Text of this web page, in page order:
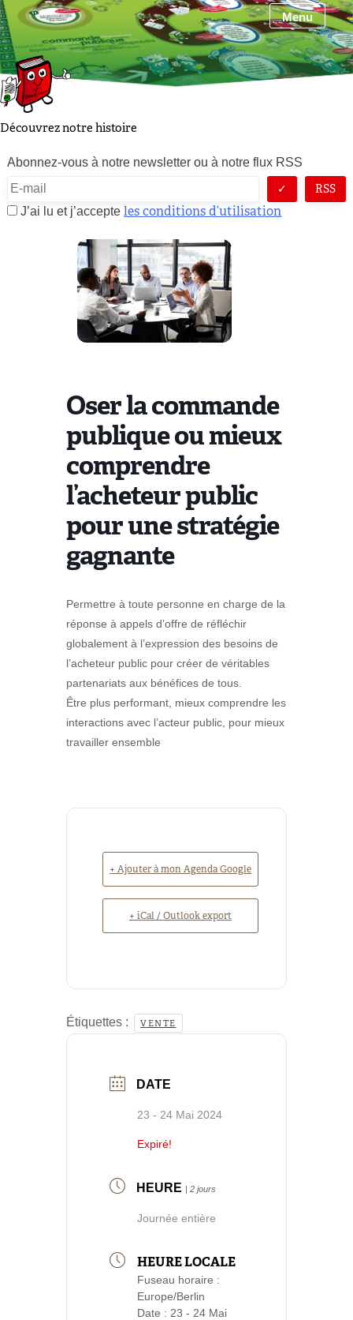
Skip
to
content
Menu
Découvrez notre histoire
Abonnez-vous à notre newsletter ou à notre flux RSS
RSS
J’ai lu et j’accepteles conditions d’utilisation
Oser la commande
publique ou mieux
comprendre
l’acheteur public
pour une stratégie
gagnante
Permettre à toute personne en charge de la
réponse à appels d’offre de réfléchir
globalement à l’expression des besoins de
l’acheteur public pour créer de véritables
partenariats aux bénéfices de tous.
Être plus performant, mieux comprendre les
interactions avec l’acteur public, pour mieux
travailler ensemble
+ Ajouter à mon Agenda Google
+ iCal / Outlook export
Étiquettes : VENTE
DATE
23 - 24 Mai 2024
Expiré!
HEURE | 2 jours
Journée entière
HEURE LOCALE
Fuseau horaire :
Europe/Berlin
Date : 23 - 24 Mai